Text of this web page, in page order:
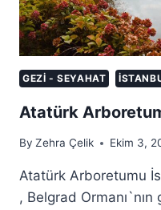
GEZI - SEYAHAT
Atatürk
By Zehra Çelik Ekim 3,
Atatürk Arboretumu
, Belgrad